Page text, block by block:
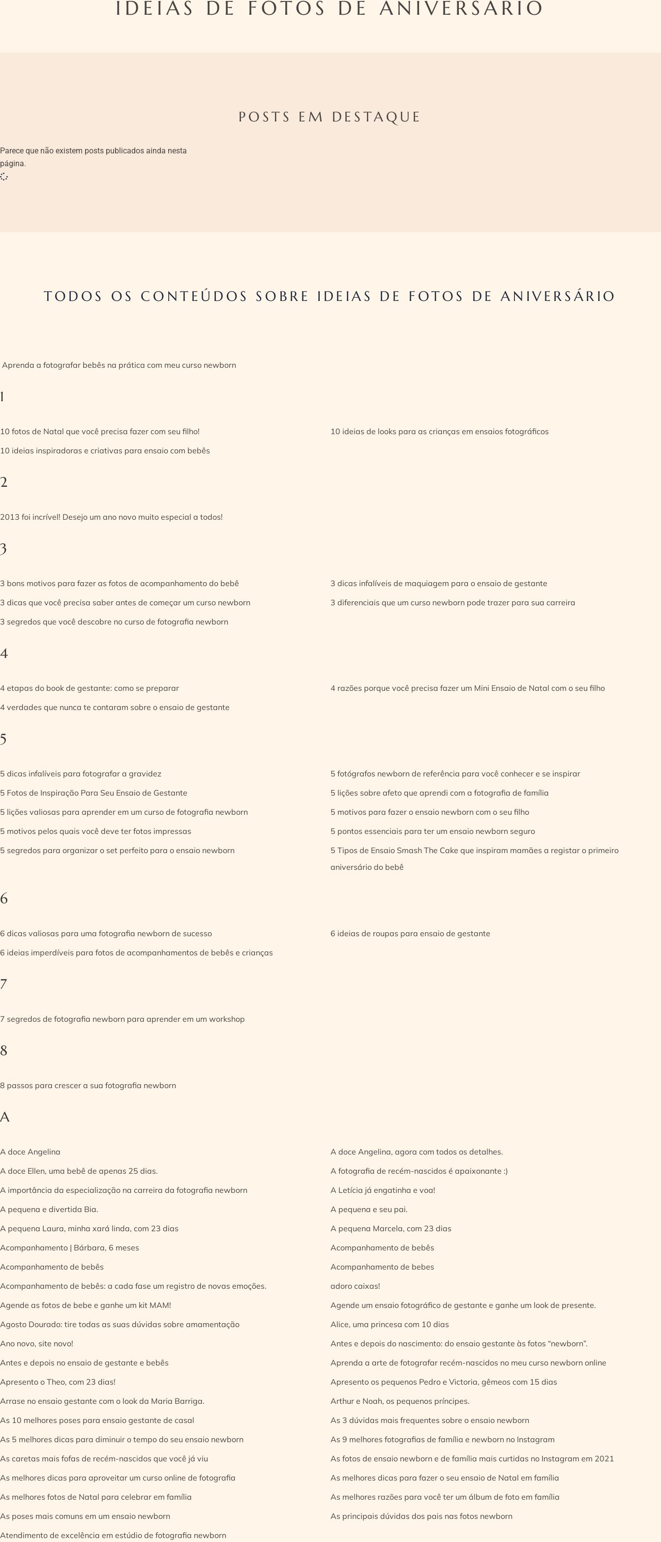
IDEIAS DE FOTOS DE ANIVERSÁRIO
POSTS EM DESTAQUE
Parece que não existem posts publicados ainda nesta
página.
TODOS OS CONTEÚDOS SOBRE IDEIAS DE FOTOS DE ANIVERSÁRIO
Aprenda a fotografar bebês na prática com meu curso newborn
1
10 fotos de Natal que você precisa fazer com seu filho!
10 ideias de looks para as crianças em ensaios fotográficos
10 ideias inspiradoras e criativas para ensaio com bebês
2
2013 foi incrível! Desejo um ano novo muito especial a todos!
3
3 bons motivos para fazer as fotos de acompanhamento do bebê
3 dicas infalíveis de maquiagem para o ensaio de gestante
3 dicas que você precisa saber antes de começar um curso newborn
3 diferenciais que um curso newborn pode trazer para sua carreira
3 segredos que você descobre no curso de fotografia newborn
4
4 etapas do book de gestante: como se preparar
4 razões porque você precisa fazer um Mini Ensaio de Natal com o seu filho
4 verdades que nunca te contaram sobre o ensaio de gestante
5
5 dicas infalíveis para fotografar a gravidez
5 fotógrafos newborn de referência para você conhecer e se inspirar
5 Fotos de Inspiração Para Seu Ensaio de Gestante
5 lições sobre afeto que aprendi com a fotografia de família
5 lições valiosas para aprender em um curso de fotografia newborn
5 motivos para fazer o ensaio newborn com o seu filho
5 motivos pelos quais você deve ter fotos impressas
5 pontos essenciais para ter um ensaio newborn seguro
5 segredos para organizar o set perfeito para o ensaio newborn
5 Tipos de Ensaio Smash The Cake que inspiram mamães a registar o primeiro
aniversário do bebê
6
6 dicas valiosas para uma fotografia newborn de sucesso
6 ideias de roupas para ensaio de gestante
6 ideias imperdíveis para fotos de acompanhamentos de bebês e crianças
7
7 segredos de fotografia newborn para aprender em um workshop
8
8 passos para crescer a sua fotografia newborn
A
A doce Angelina
A doce Angelina, agora com todos os detalhes.
A doce Ellen, uma bebê de apenas 25 dias.
A fotografia de recém-nascidos é apaixonante :)
A importância da especialização na carreira da fotografia newborn
A Letícia já engatinha e voa!
A pequena e divertida Bia.
A pequena e seu pai.
A pequena Laura, minha xará linda, com 23 dias
A pequena Marcela, com 23 dias
Acompanhamento | Bárbara, 6 meses
Acompanhamento de bebês
Acompanhamento de bebês
Acompanhamento de bebes
Acompanhamento de bebês: a cada fase um registro de novas emoções.
adoro caixas!
Agende as fotos de bebe e ganhe um kit MAM!
Agende um ensaio fotográfico de gestante e ganhe um look de presente.
Agosto Dourado: tire todas as suas dúvidas sobre amamentação
Alice, uma princesa com 10 dias
Ano novo, site novo!
Antes e depois do nascimento: do ensaio gestante às fotos “newborn”.
Antes e depois no ensaio de gestante e bebês
Aprenda a arte de fotografar recém-nascidos no meu curso newborn online
Apresento o Theo, com 23 dias!
Apresento os pequenos Pedro e Victoria, gêmeos com 15 dias
Arrase no ensaio gestante com o look da Maria Barriga.
Arthur e Noah, os pequenos príncipes.
As 10 melhores poses para ensaio gestante de casal
As 3 dúvidas mais frequentes sobre o ensaio newborn
As 5 melhores dicas para diminuir o tempo do seu ensaio newborn
As 9 melhores fotografias de família e newborn no Instagram
As caretas mais fofas de recém-nascidos que você já viu
As fotos de ensaio newborn e de família mais curtidas no Instagram em 2021
As melhores dicas para aproveitar um curso online de fotografia
As melhores dicas para fazer o seu ensaio de Natal em família
As melhores fotos de Natal para celebrar em família
As melhores razões para você ter um álbum de foto em família
As poses mais comuns em um ensaio newborn
As principais dúvidas dos pais nas fotos newborn
Atendimento de excelência em estúdio de fotografia newborn